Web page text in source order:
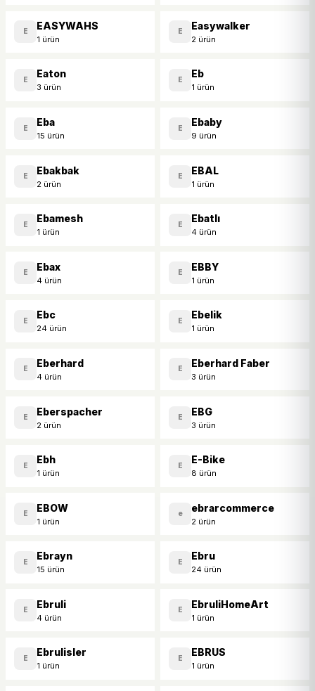
E EASYWAHS
1 ürün
E Easywalker
2 ürün
E Eaton
3 ürün
E Eb
1 ürün
E Eba
15 ürün
E Ebaby
9 ürün
E Ebakbak
2 ürün
E EBAL
1 ürün
E Ebamesh
1 ürün
E Ebatlı
4 ürün
E Ebax
4 ürün
E EBBY
1 ürün
E Ebc
24 ürün
E Ebelik
1 ürün
E Eberhard
4 ürün
E Eberhard Faber
3 ürün
E Eberspacher
2 ürün
E EBG
3 ürün
E Ebh
1 ürün
E E-Bike
8 ürün
E EBOW
1 ürün
e ebrarcommerce
2 ürün
E Ebrayn
15 ürün
E Ebru
24 ürün
E Ebruli
4 ürün
E EbruliHomeArt
1 ürün
E Ebrulisler
1 ürün
E EBRUS
1 ürün